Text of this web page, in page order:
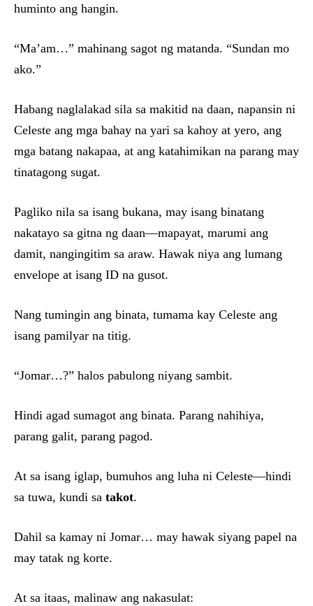
huminto ang hangin.
“Ma’am…” mahinang sagot ng matanda. “Sundan mo
ako.”
Habang naglalakad sila sa makitid na daan, napansin ni
Celeste ang mga bahay na yari sa kahoy at yero, ang
mga batang nakapaa, at ang katahimikan na parang may
tinatagong sugat.
Pagliko nila sa isang bukana, may isang binatang
nakatayo sa gitna ng daan—mapayat, marumi ang
damit, nangingitim sa araw. Hawak niya ang lumang
envelope at isang ID na gusot.
Nang tumingin ang binata, tumama kay Celeste ang
isang pamilyar na titig.
“Jomar…?” halos pabulong niyang sambit.
Hindi agad sumagot ang binata. Parang nahihiya,
parang galit, parang pagod.
At sa isang iglap, bumuhos ang luha ni Celeste—hindi
sa tuwa, kundi sa takot.
Dahil sa kamay ni Jomar… may hawak siyang papel na
may tatak ng korte.
At sa itaas, malinaw ang nakasulat: